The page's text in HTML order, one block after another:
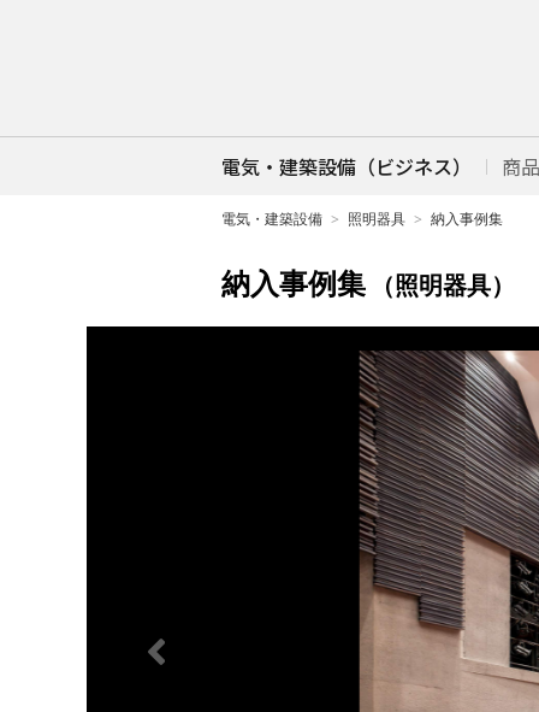
電気・建築設備（ビジネス） 商
電気・建築設備 照明器具 納入事例集
納入事例集 （照明器具）